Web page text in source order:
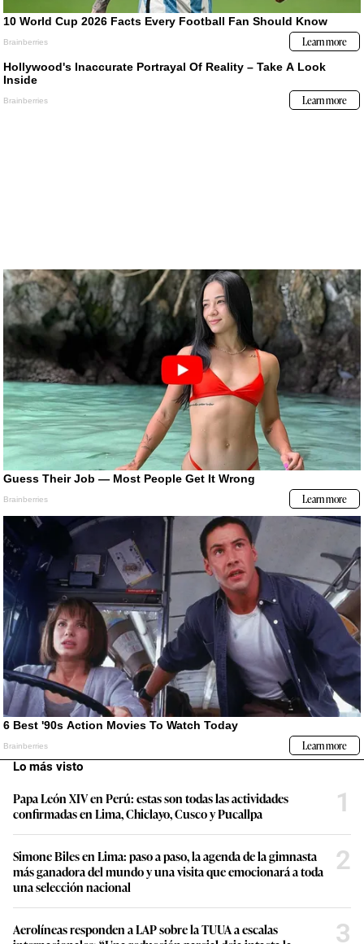
Lo más visto
Papa León XIV en Perú: estas son todas las actividades
confirmadas en Lima, Chiclayo, Cusco y Pucallpa
1
Simone Biles en Lima: paso a paso, la agenda de la gimnasta
más ganadora del mundo y una visita que emocionará a toda
una selección nacional
2
Aerolíneas responden a LAP sobre la TUUA a escalas
3